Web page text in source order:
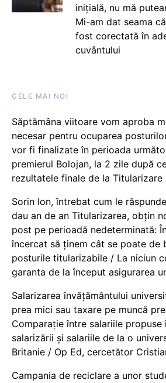
inițială, nu mă
Mi-am dat seama
fost corectată în
cuvântului
CELE MAI NOI
Săptămâna viitoare vom aproba
necesar pentru ocuparea
vor fi finalizate în perioada
premierul Bolojan, la 2 zile după
rezultatele finale de la Titularizare
Sorin Ion, întrebat cum le
dau an de an Titularizarea, obțin
post pe perioadă nedeterminată:
încercat să ținem cât se poate de
posturile titularizabile / La niciun
garanta de la început asigurarea
Salarizarea învățământului
prea mici sau taxare pe muncă
Comparație între salariile propuse
salarizării și salariile de la o
Britanie / Op Ed, cercetător
Campania de reciclare a unor